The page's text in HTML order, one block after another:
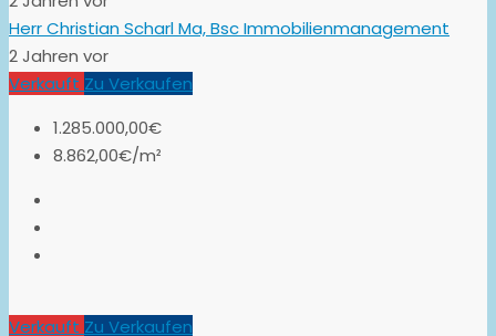
Herr Christian Scharl Ma, Bsc Immobilienmanagement
2 Jahren vor
Verkauft Zu Verkaufen
1.285.000,00€
8.862,00€/m²
Verkauft Zu Verkaufen